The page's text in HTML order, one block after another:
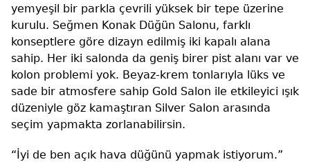
yemyeşil bir parkla çevrili yüksek bir tepe üzerine
kurulu. Seğmen Konak Düğün Salonu, farklı
konseptlere göre dizayn edilmiş iki kapalı alana
sahip. Her iki salonda da geniş birer pist alanı var ve
kolon problemi yok. Beyaz-krem tonlarıyla lüks ve
sade bir atmosfere sahip Gold Salon ile etkileyici ışık
düzeniyle göz kamaştıran Silver Salon arasında
seçim yapmakta zorlanabilirsin.
“İyi de ben açık hava düğünü yapmak istiyorum.”